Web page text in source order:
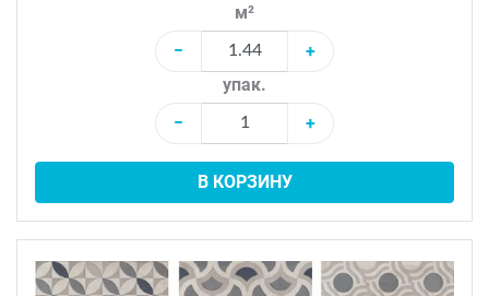
м²
−
+
упак.
−
+
В КОРЗИНУ